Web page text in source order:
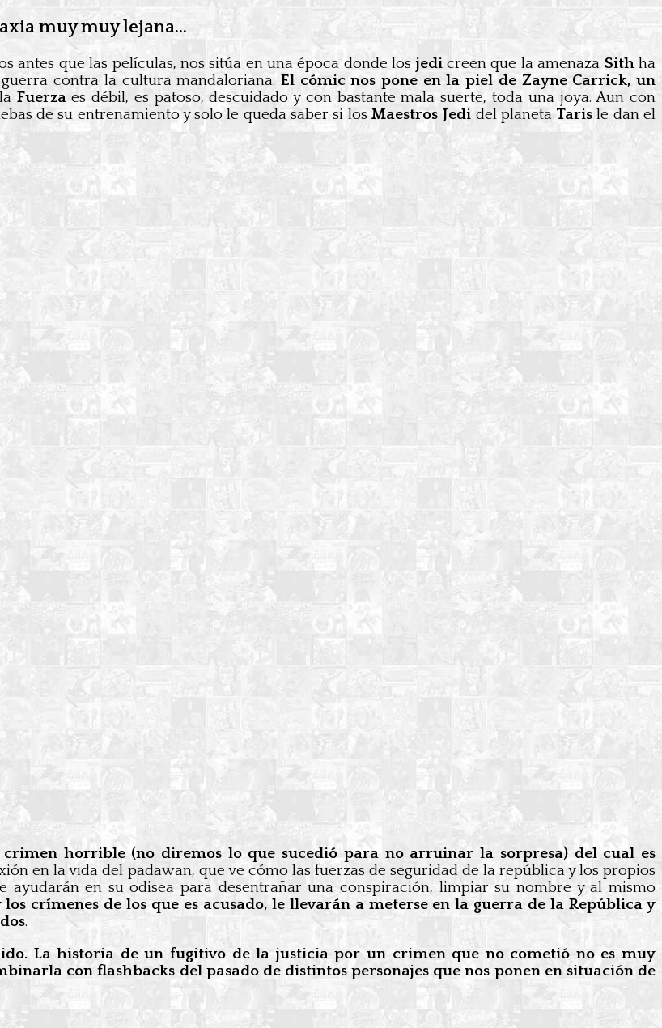
muy muy lejana…
antes que las películas, nos sitúa en una época donde losjedicreen que la amenaza Sithha
contra la cultura mandaloriana. El cómic nos pone en la piel de Zayne Carrick, un
Fuerzaes débil, es patoso, descuidado y con bastante mala suerte, toda una joya. Aun con
de su entrenamiento y solo le queda saber si los Maestros Jedi del planeta Tarisle dan el
horrible (no diremos lo que sucedió para no arruinar la sorpresa) del cual es
en la vida del padawan, que ve cómo las fuerzas de seguridad de la república y los propios
ayudarán en su odisea para desentrañar una conspiración, limpiar su nombre y al mismo
los crímenes de los que es acusado, le llevarán a meterse en la guerra de la República y
.
La historia de un fugitivo de la justicia por un crimen que no cometió no es muy
con flashbacks del pasado de distintos personajes que nos ponen en situación de